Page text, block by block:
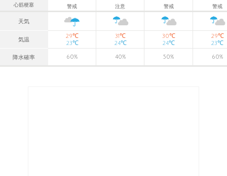
心筋梗塞 警戒 注意 警戒 警戒
天気
気温
29℃
23℃
31℃
24℃
30℃
24℃
29℃
23℃
降水確率 60% 40% 50% 60%